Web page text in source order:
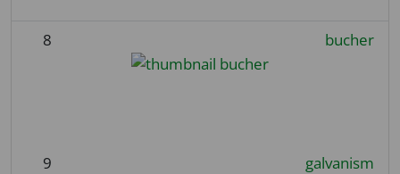
8 bucher
9 galvanism